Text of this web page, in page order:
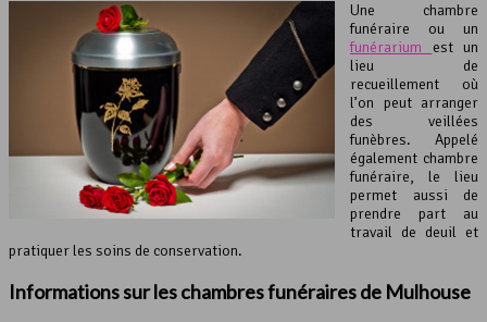
Une chambre
funéraire ou un
funérarium est un
lieu de
recueillement où
l’on peut arranger
des veillées
funèbres. Appelé
également chambre
funéraire, le lieu
permet aussi de
prendre part au
travail de deuil et
pratiquer les soins de conservation.
Informations sur les chambres funéraires de Mulhouse